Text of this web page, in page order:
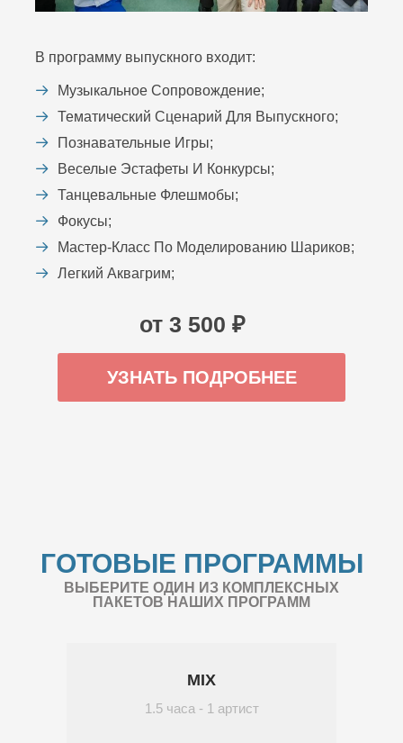
В программу выпускного входит:
Музыкальное Сопровождение;
Тематический Сценарий Для Выпускного;
Познавательные Игры;
Веселые Эстафеты И Конкурсы;
Танцевальные Флешмобы;
Фокусы;
Мастер-Класс По Моделированию Шариков;
Легкий Аквагрим;
от 3 500 ₽
УЗНАТЬ ПОДРОБНЕЕ
ГОТОВЫЕ ПРОГРАММЫ
ВЫБЕРИТЕ ОДИН ИЗ КОМПЛЕКСНЫХ
ПАКЕТОВ НАШИХ ПРОГРАММ
MIX
1.5 часа - 1 артист